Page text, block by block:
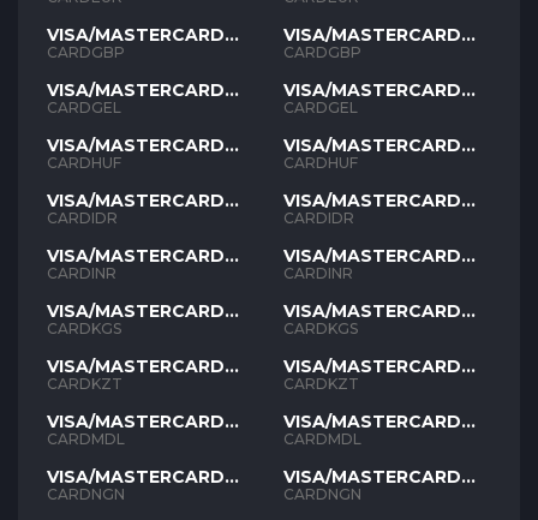
VISA/MASTERCARD
GBP
CARDGBP
VISA/MASTERCARD
GEL
CARDGEL
VISA/MASTERCARD
HUF
CARDHUF
VISA/MASTERCARD
IDR
CARDIDR
VISA/MASTERCARD
INR
CARDINR
VISA/MASTERCARD
KGS
CARDKGS
VISA/MASTERCARD
KZT
CARDKZT
VISA/MASTERCARD
MDL
CARDMDL
VISA/MASTERCARD
NGN
CARDNGN
VISA/MASTERCARD
GBP
CARDGBP
VISA/MASTERCARD
GEL
CARDGEL
VISA/MASTERCARD
HUF
CARDHUF
VISA/MASTERCARD
IDR
CARDIDR
VISA/MASTERCARD
INR
CARDINR
VISA/MASTERCARD
KGS
CARDKGS
VISA/MASTERCARD
KZT
CARDKZT
VISA/MASTERCARD
MDL
CARDMDL
VISA/MASTERCARD
NGN
CARDNGN